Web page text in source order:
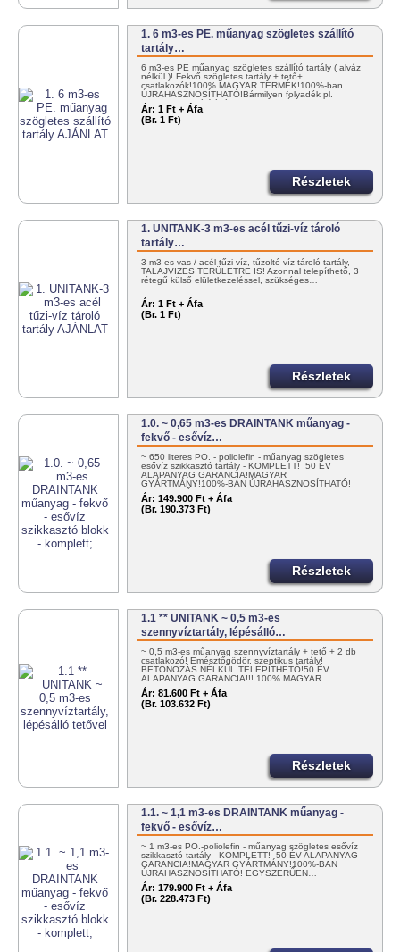
1. 6 m3-es PE. műanyag szögletes szállító
tartály…
6 m3-es PE műanyag szögletes szállító tartály ( alváz
nélkül )! Fekvő szögletes tartály + tető+
csatlakozók!100% MAGYAR TERMÉK!100%-ban
ÚJRAHASZNOSÍTHATÓ!Bármilyen folyadék pl.
NITROSOL szállítására! KEDVEZMÉNYES…
Ár: 1 Ft + Áfa
(Br. 1 Ft)
Részletek
1. UNITANK-3 m3-es acél tűzi-víz tároló
tartály…
3 m3-es vas / acél tűzi-víz, tűzoltó víz tároló tartály,
TALAJVIZES TERÜLETRE IS! Azonnal telepíthető, 3
rétegű külső elületkezeléssel, szükséges…
Ár: 1 Ft + Áfa
(Br. 1 Ft)
Részletek
1.0. ~ 0,65 m3-es DRAINTANK műanyag -
fekvő - esővíz…
~ 650 literes PO. - poliolefin - műanyag szögletes
esővíz szikkasztó tartály - KOMPLETT! 50 ÉV
ALAPANYAG GARANCIA!MAGYAR
GYÁRTMÁNY!100%-BAN ÚJRAHASZNOSÍTHATÓ!
EGYSZERŰEN…
Ár: 149.900 Ft + Áfa
(Br. 190.373 Ft)
Részletek
1.1 ** UNITANK ~ 0,5 m3-es
szennyvíztartály, lépésálló…
~ 0,5 m3-es műanyag szennyvíztartály + tető + 2 db
csatlakozó! Emésztőgödör, szeptikus tartály!
BETONOZÁS NÉLKÜL TELEPÍTHETŐ!50 ÉV
ALAPANYAG GARANCIA!!! 100% MAGYAR…
Ár: 81.600 Ft + Áfa
(Br. 103.632 Ft)
Részletek
1.1. ~ 1,1 m3-es DRAINTANK műanyag -
fekvő - esővíz…
~ 1 m3-es PO.-poliolefin - műanyag szögletes esővíz
szikkasztó tartály - KOMPLETT! 50 ÉV ALAPANYAG
GARANCIA!MAGYAR GYÁRTMÁNY!100%-BAN
ÚJRAHASZNOSÍTHATÓ! EGYSZERŰEN…
Ár: 179.900 Ft + Áfa
(Br. 228.473 Ft)